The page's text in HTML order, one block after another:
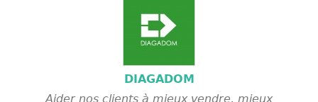
DIAGADOM
Aider nos clients à mieux vendre, mieux